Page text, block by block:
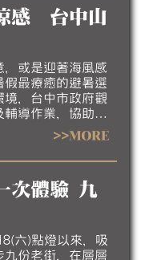
感 台中山
，或是迎著海風感
假最療癒的避暑選
境，台中市政府觀
導作業，協助業
理並提升服務品
體驗山海露營的悠
>>MORE
次體驗 九
六)點燈以來，吸
九份老街，在層層